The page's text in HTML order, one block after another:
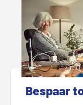
Bespaar